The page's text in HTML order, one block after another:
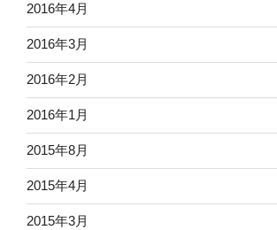
2016年4月
2016年3月
2016年2月
2016年1月
2015年8月
2015年4月
2015年3月